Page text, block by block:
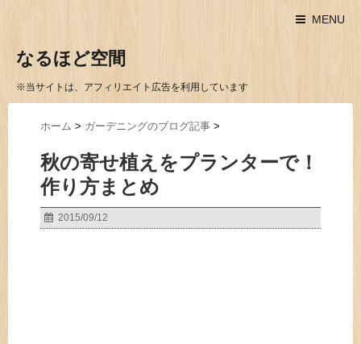
MENU
なるほど空間
※当サイトは、アフィリエイト広告を利用しています
ホーム > ガーデニングのブログ記事 >
秋の寄せ植えをプランターで！
作り方まとめ
2015/09/12